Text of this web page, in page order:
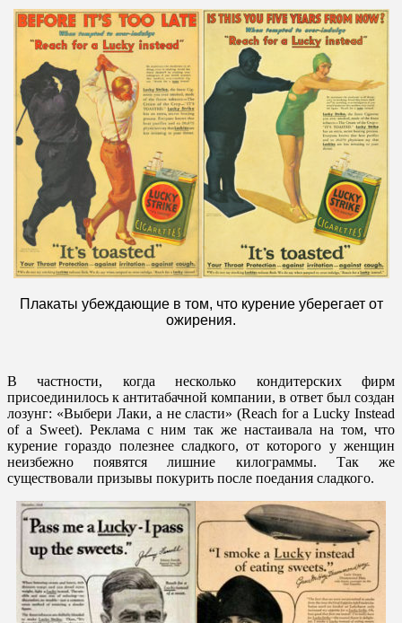
Плакаты убеждающие в том, что курение уберегает от
ожирения.
В частности, когда несколько кондитерских фирм
присоединилось к антитабачной компании, в ответ был создан
лозунг: «Выбери Лаки, а не сласти» (Reach for a Lucky Instead
of a Sweet). Реклама с ним так же настаивала на том, что
курение гораздо полезнее сладкого, от которого у женщин
неизбежно появятся лишние килограммы. Так же
существовали призывы покурить после поедания сладкого.